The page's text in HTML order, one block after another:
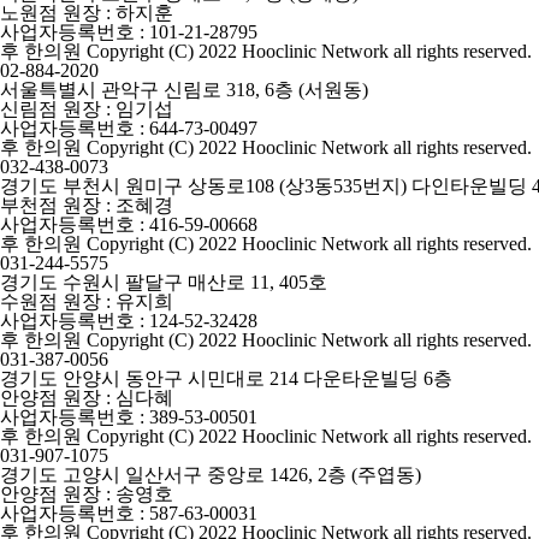
노원점 원장 : 하지훈
사업자등록번호 : 101-21-28795
후 한의원 Copyright (C) 2022 Hooclinic Network all rights reserved.
02-884-2020
서울특별시 관악구 신림로 318, 6층 (서원동)
신림점 원장 : 임기섭
사업자등록번호 : 644-73-00497
후 한의원 Copyright (C) 2022 Hooclinic Network all rights reserved.
032-438-0073
경기도 부천시 원미구 상동로108 (상3동535번지) 다인타운빌딩
부천점 원장 : 조혜경
사업자등록번호 : 416-59-00668
후 한의원 Copyright (C) 2022 Hooclinic Network all rights reserved.
031-244-5575
경기도 수원시 팔달구 매산로 11, 405호
수원점 원장 : 유지희
사업자등록번호 : 124-52-32428
후 한의원 Copyright (C) 2022 Hooclinic Network all rights reserved.
031-387-0056
경기도 안양시 동안구 시민대로 214 다운타운빌딩 6층
안양점 원장 : 심다혜
사업자등록번호 : 389-53-00501
후 한의원 Copyright (C) 2022 Hooclinic Network all rights reserved.
031-907-1075
경기도 고양시 일산서구 중앙로 1426, 2층 (주엽동)
안양점 원장 : 송영호
사업자등록번호 : 587-63-00031
후 한의원 Copyright (C) 2022 Hooclinic Network all rights reserved.